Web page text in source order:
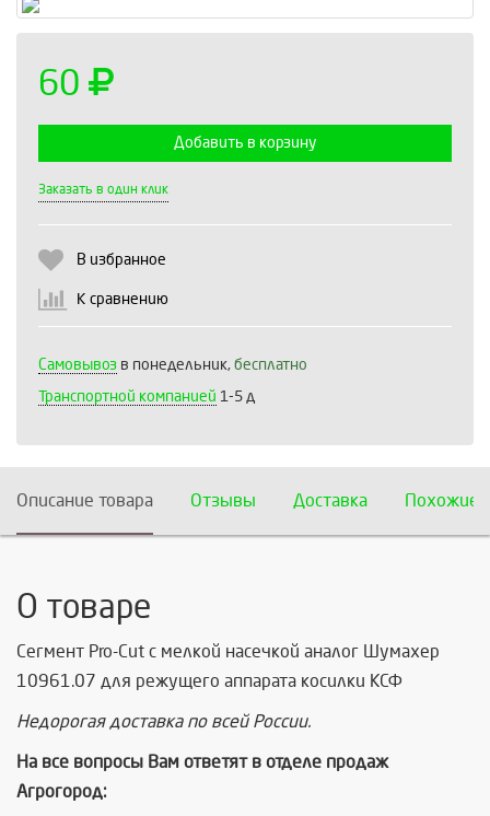
60
Добавить в корзину
Заказать в один клик
В избранное
К сравнению
Самовывоз в понедельник, бесплатно
Транспортной компанией 1-5 д
Описание товара Отзывы Доставка Похожие
О товаре
Сегмент Pro-Cut с мелкой насечкой аналог Шумахер
10961.07 для режущего аппарата косилки КСФ
Недорогая доставка по всей России.
На все вопросы Вам ответят в отделе продаж
Агрогород: